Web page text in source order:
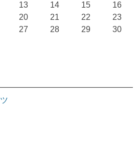
13 14 15
16
20 21 22
23
27 28 29
30